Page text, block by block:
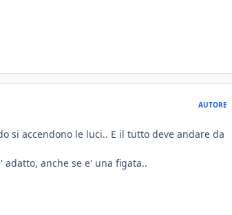
AUTORE
si accendono le luci.. E il tutto deve andare da
anche se e' una figata..